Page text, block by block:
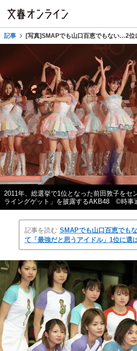
記事 [写真]SMAPでも山口百恵でもない…2位
2011年、総選挙で1位となった前田敦子をセ
ライングゲット」を披露するAKB48 ©時事
記事を読む SMAPでも山口百恵でも
て「最強だと思うアイドル」1位に選